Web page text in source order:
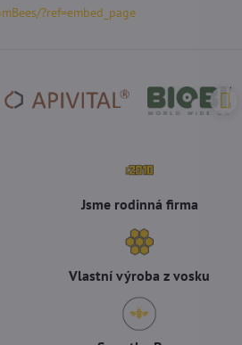
?ref=embed_page
Jsme rodinná firma
Vlastní výroba z vosku